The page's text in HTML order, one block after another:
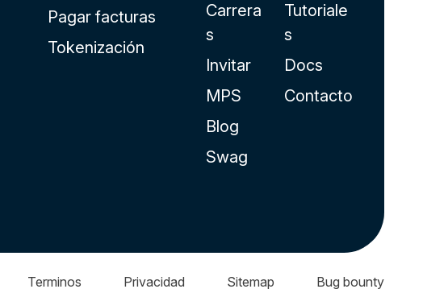
Pagar facturas
Tokenización
Carrera
s
Invitar
MPS
Blog
Swag
Tutoriale
s
Docs
Contacto
Terminos Privacidad Sitemap Bug bounty